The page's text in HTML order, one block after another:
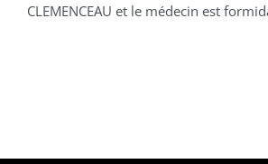
CLEMENCEAU et le médecin est